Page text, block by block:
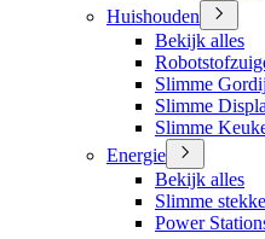
Huishouden
Bekijk alles
Slimme
Slimme
Slimme
Energie
Bekijk alles
Slimme
Power